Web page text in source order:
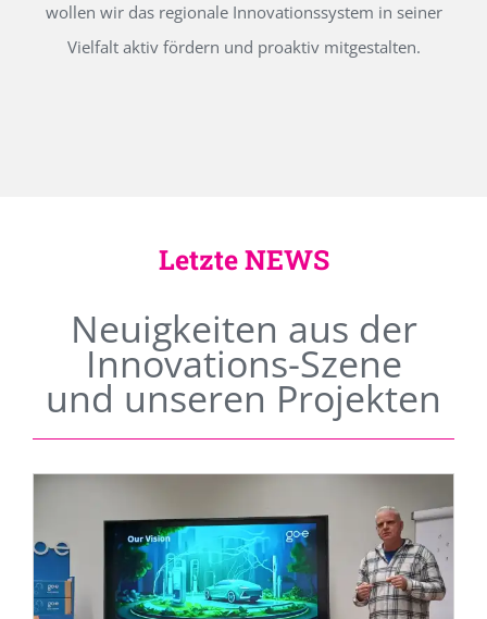
wollen wir das regionale Innovationssystem in seiner
Vielfalt aktiv fördern und proaktiv mitgestalten.
Letzte NEWS
Neuigkeiten aus der
Innovations-Szene
und unseren Projekten